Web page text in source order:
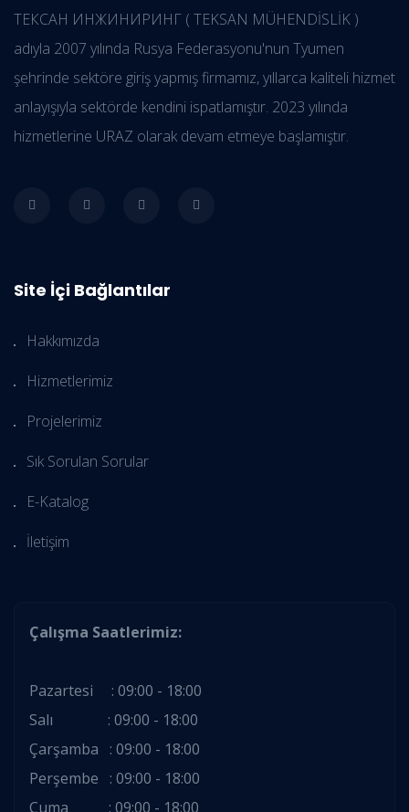
ТЕКСАН ИНЖИНИРИНГ ( TEKSAN MÜHENDİSLİK )
adıyla 2007 yılında Rusya Federasyonu'nun Tyumen
şehrinde sektöre giriş yapmış firmamız, yıllarca kaliteli hizmet
anlayışıyla sektörde kendini ispatlamıştır. 2023 yılında
hizmetlerine URAZ olarak devam etmeye başlamıştır.
Site İçi Bağlantılar
Hakkımızda
Hizmetlerimiz
Projelerimiz
Sık Sorulan Sorular
E-Katalog
İletişim
Çalışma Saatlerimiz:
Pazartesi : 09:00 - 18:00
Salı : 09:00 - 18:00
Çarşamba : 09:00 - 18:00
Perşembe : 09:00 - 18:00
Cuma : 09:00 - 18:00